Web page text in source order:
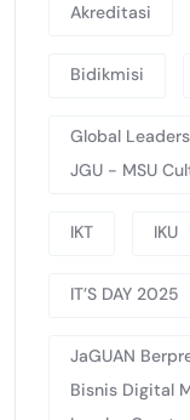
Akreditasi
Bidikmisi
Global
JGU - MSU
IKT IKU
IT’S DAY 2025
JaGUAN
Bisnis Digital